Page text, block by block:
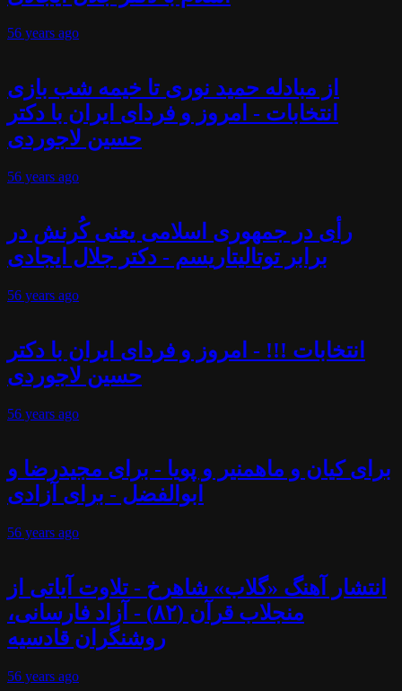
56 years ago
از مبادله حمید نوری تا خیمه شب بازی
انتخابات - امروز و فردای ایران با دکتر
حسین لاجوردی
56 years ago
رأی در جمهوری اسلامی یعنی کُرنش در
برابر توتالیتاریسم - دکتر جلال ایجادی
56 years ago
انتخابات !!! - امروز و فردای ایران با دکتر
حسین لاجوردی
56 years ago
برای کیان و ماهمنیر و پویا - برای مجیدرضا و
ابوالفضل - برای آزادی
56 years ago
انتشار آهنگ «گلاب» شاهرخ - تلاوت آیاتی از
منجلاب قرآن (۸۲) - آزاد فارسانی،
روشنگران قادسیه
56 years ago